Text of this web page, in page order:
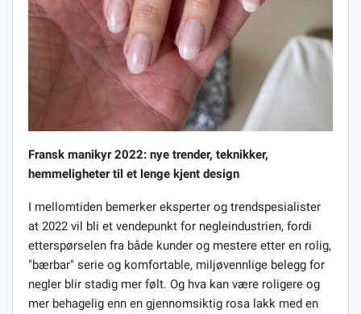
Fransk manikyr 2022: nye trender, teknikker,
hemmeligheter til et lenge kjent design
I mellomtiden bemerker eksperter og trendspesialister
at 2022 vil bli et vendepunkt for negleindustrien, fordi
etterspørselen fra både kunder og mestere etter en rolig,
"bærbar" serie og komfortable, miljøvennlige belegg for
negler blir stadig mer følt. Og hva kan være roligere og
mer behagelig enn en gjennomsiktig rosa lakk med en